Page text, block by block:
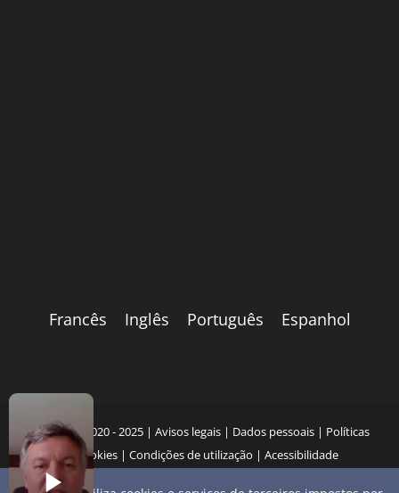
Francês Inglês Português Espanhol
Copyright 2020 - 2025 | Avisos legais Dados pessoais
Políticas
de cookies| Condições de utilização Acessibilidade